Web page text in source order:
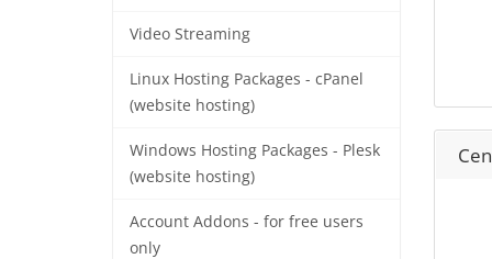
Video Streaming
Linux Hosting Packages - cPanel
(website hosting)
Windows Hosting Packages - Plesk
(website hosting)
Account Addons - for free users
only